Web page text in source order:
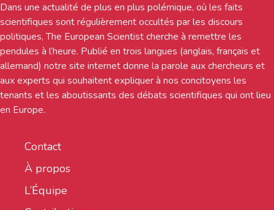
Dans une actualité de plus en plus polémique, où les faits
scientifiques sont régulièrement occultés par les discours
politiques, The European Scientist cherche à remettre les
pendules à l’heure. Publié en trois langues (anglais, français et
allemand) notre site internet donne la parole aux chercheurs et
aux experts qui souhaitent expliquer à nos concitoyens les
tenants et les aboutissants des débats scientifiques qui ont lieu
en Europe.
Contact
À propos
L’Équipe